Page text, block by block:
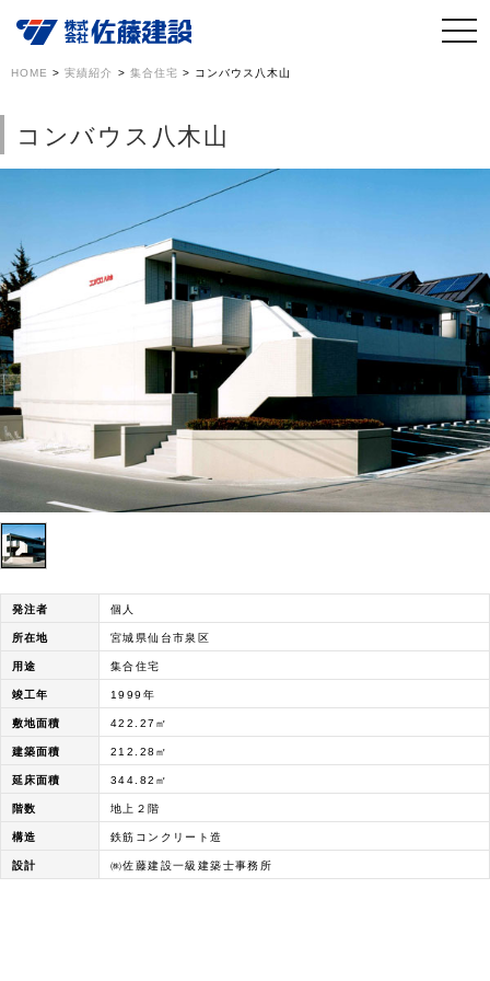
HOME >実績紹介 > 集合住宅 > コンバウス八木山
コンバウス八木山
発注者 個人
所在地 宮城県仙台市泉区
用途 集合住宅
竣工年 1999年
敷地面積 422.27㎡
建築面積 212.28㎡
延床面積 344.82㎡
階数 地上２階
構造 鉄筋コンクリート造
設計 ㈱佐藤建設一級建築士事務所